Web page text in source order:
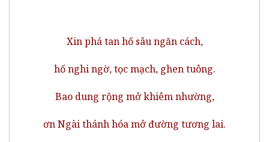
Xin phá tan hố sâu ngăn cách,
hố nghi ngờ, tọc mạch, ghen tuông.
Bao dung rộng mở khiêm nhường,
ơn Ngài thánh hóa mở đường tương lai.